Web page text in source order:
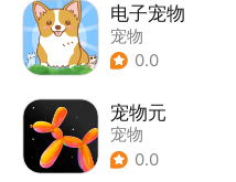
电子宠物
宠物
0.0
宠物元
宠物
0.0